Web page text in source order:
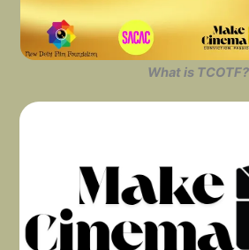
What is TCOTF?